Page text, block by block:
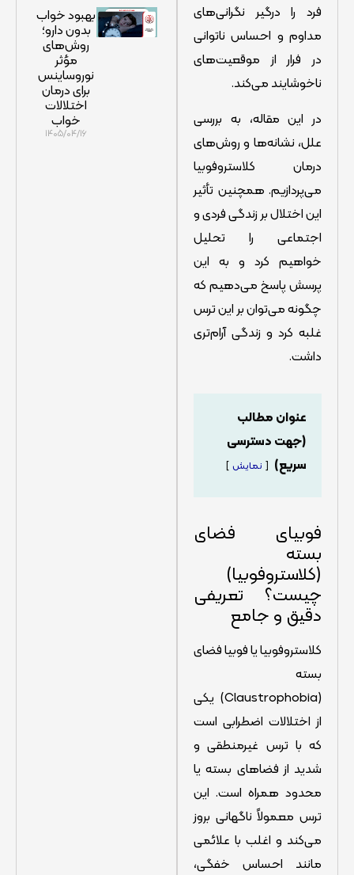
فرد را درگیر نگرانی‌های
مداوم و احساس ناتوانی
در فرار از موقعیت‌های
ناخوشایند می‌کند.
در این مقاله، به بررسی
علل، نشانه‌ها و روش‌های
درمان کلاستروفوبیا
می‌پردازیم. همچنین تأثیر
این اختلال بر زندگی فردی و
اجتماعی را تحلیل
خواهیم کرد و به این
پرسش پاسخ می‌دهیم که
چگونه می‌توان بر این ترس
غلبه کرد و زندگی آرام‌تری
داشت.
عنوان مطالب
(جهت دسترسی
سریع)
نمایش
فوبیای فضای
بسته
(کلاستروفوبیا)
چیست؟ تعریفی
دقیق و جامع
کلاستروفوبیا یا فوبیا فضای
بسته
(Claustrophobia) یکی
از اختلالات اضطرابی است
که با ترس غیرمنطقی و
شدید از فضاهای بسته یا
محدود همراه است. این
ترس معمولاً ناگهانی بروز
می‌کند و اغلب با علائمی
مانند احساس خفگی،
بهبود خواب
بدون دارو؛
روش‌های
مؤثر
نوروساینس
برای درمان
اختلالات
خواب
۱۴۰۵/۰۴/۱۶